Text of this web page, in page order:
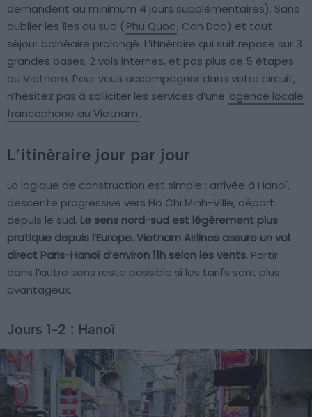
demandent au minimum 4 jours supplémentaires). Sans
oublier les îles du sud (Phu Quoc, Con Dao) et tout
séjour balnéaire prolongé. L’itinéraire qui suit repose sur 3
grandes bases, 2 vols internes, et pas plus de 5 étapes
au Vietnam. Pour vous accompagner dans votre circuit,
n’hésitez pas à solliciter les services d’une agence locale
francophone au Vietnam.
L’itinéraire jour par jour
La logique de construction est simple : arrivée à Hanoï,
descente progressive vers Ho Chi Minh-Ville, départ
depuis le sud. Le sens nord-sud est légèrement plus
pratique depuis l’Europe. Vietnam Airlines assure un vol
direct Paris-Hanoï d’environ 11h selon les vents. Partir
dans l’autre sens reste possible si les tarifs sont plus
avantageux.
Jours 1-2 : Hanoï